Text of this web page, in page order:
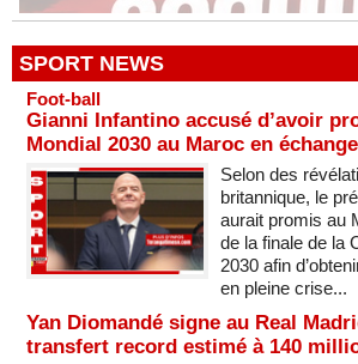
SPORT NEWS
Foot-ball
Gianni Infantino accusé d’avoir
Mondial 2030 au Maroc en
Selon des
britannique, le
aurait promis au
de la finale de la
2030 afin
en pleine crise...
Yan Diomandé signe au Real
transfert record estimé à 140